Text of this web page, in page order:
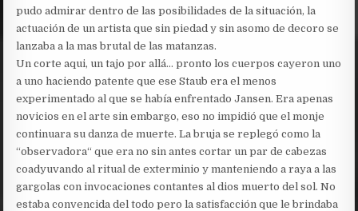
pudo admirar dentro de las posibilidades de la situación, la
actuación de un artista que sin piedad y sin asomo de decoro se
lanzaba a la mas brutal de las matanzas.
Un corte aqui, un tajo por allá… pronto los cuerpos cayeron uno
a uno haciendo patente que ese Staub era el menos
experimentado al que se había enfrentado Jansen. Era apenas
novicios en el arte sin embargo, eso no impidió que el monje
continuara su danza de muerte. La bruja se replegó como la
“observadora“ que era no sin antes cortar un par de cabezas
coadyuvando al ritual de exterminio y manteniendo a raya a las
gargolas con invocaciones contantes al dios muerto del sol. No
estaba convencida del todo pero la satisfacción que le brindaba